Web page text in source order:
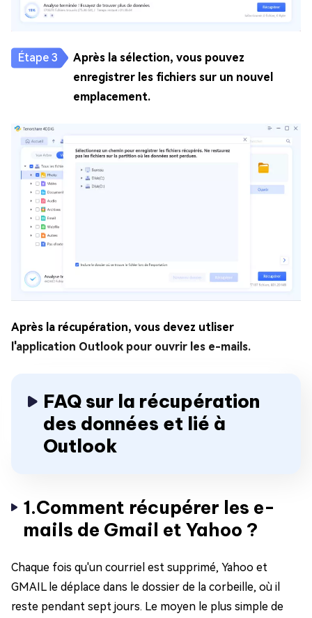
Après la sélection, vous pouvez
enregistrer les fichiers sur un nouvel
emplacement.
Après la récupération, vous devez utliser
l'application Outlook pour ouvrir les e-mails.
FAQ sur la récupération
des données et lié à
Outlook
1.Comment récupérer les e-
mails de Gmail et Yahoo ?
Chaque fois qu'un courriel est supprimé, Yahoo et
GMAIL le déplace dans le dossier de la corbeille, où il
reste pendant sept jours. Le moyen le plus simple de